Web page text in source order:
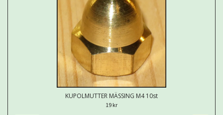
KUPOLMUTTER MÄSSING M4 10st
19 kr